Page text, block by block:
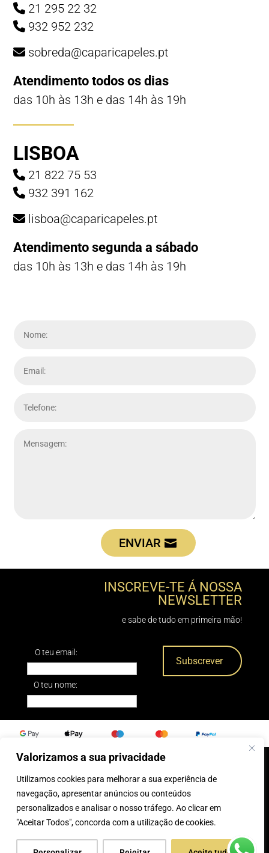
Valorizamos a sua privacidade
Utilizamos cookies para melhorar a sua experiência de
navegação, apresentar anúncios ou conteúdos
personalizados e analisar o nosso tráfego. Ao clicar em
"Aceitar Todos", concorda com a utilização de cookies.
21 295 22 32
932 952 232
sobreda@caparicapeles.pt
Atendimento todos os dias
das 10h às 13h e das 14h às 19h
LISBOA
21 822 75 53
932 391 162
lisboa@caparicapeles.pt
Atendimento segunda a sábado
das 10h às 13h e das 14h às 19h
ENVIAR
INSCREVE-TE Á NOSSA
NEWSLETTER
e sabe de tudo em primeira mão!
O teu email:
O teu nome:
® 2025, Caparica Peles